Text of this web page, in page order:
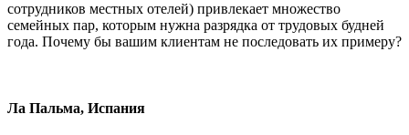
сотрудников местных отелей) привлекает множество
семейных пар, которым нужна разрядка от трудовых будней
года. Почему бы вашим клиентам не последовать их примеру?
Ла Пальма, Испания